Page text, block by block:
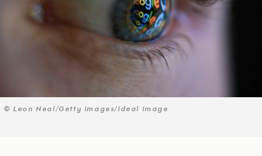
© Leon Neal/Getty Images/Ideal Image